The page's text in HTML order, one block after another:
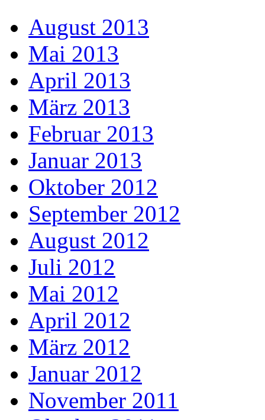
August 2013
Mai 2013
April 2013
März 2013
Februar 2013
Januar 2013
Oktober 2012
September 2012
August 2012
Juli 2012
Mai 2012
April 2012
März 2012
Januar 2012
November 2011